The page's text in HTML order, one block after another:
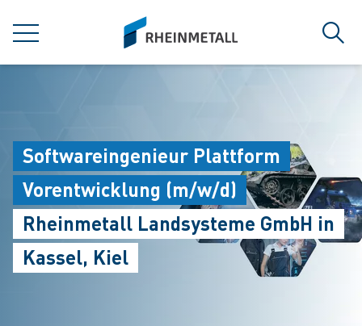
MENU
siteLogo
Softwareingenieur Plattform
Vorentwicklung (m/w/d)
Rheinmetall Landsysteme GmbH in
Kassel, Kiel